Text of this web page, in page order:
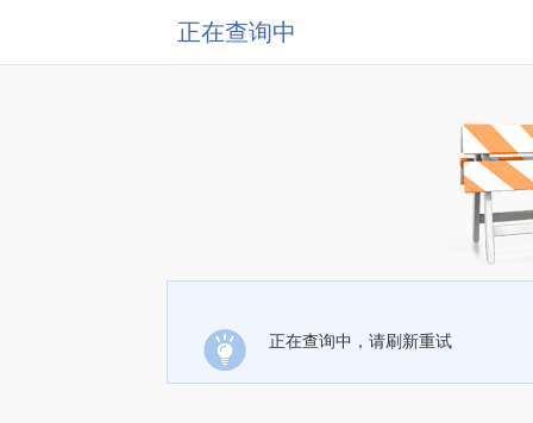
正在查询中
正在查询中，请刷新重试